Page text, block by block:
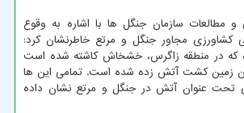
و مطالعات سازمان جنگل ها با اشاره به وقوع
مجاور جنگل و مرتع خاطرنشان کرد:
که در منطقه زاگرس، خشخاش کاشته شده است
آن زمین کشت آتش زده شده است. تمامی این ها
تحت عنوان آتش در جنگل و مرتع نشان داده